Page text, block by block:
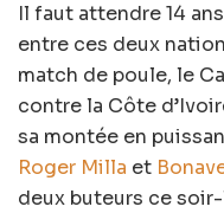
Il faut attendre 14
entre ces deux
match de poule, le
contre la Côte
sa montée en
Roger Milla et
deux buteurs ce